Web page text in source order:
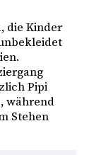
die Kinder
Pipi
während
Stehen